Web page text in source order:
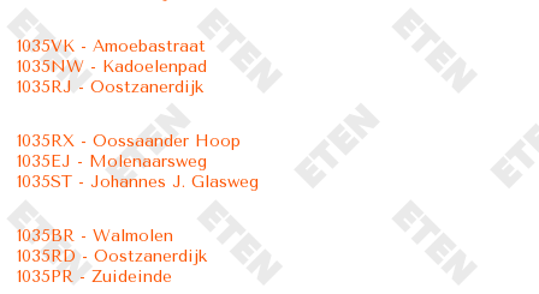
1035VK - Amoebastraat
1035NW - Kadoelenpad
1035RJ - Oostzanerdijk
1035RX - Oossaander Hoop
1035EJ - Molenaarsweg
1035ST - Johannes J. Glasweg
1035BR - Walmolen
1035RD - Oostzanerdijk
1035PR - Zuideinde